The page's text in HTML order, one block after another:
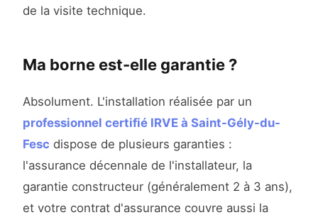
de la visite technique.
Ma borne est-elle garantie ?
Absolument. L'installation réalisée par un
professionnel certifié IRVE à Saint-Gély-du-
Fesc dispose de plusieurs garanties :
l'assurance décennale de l'installateur, la
garantie constructeur (généralement 2 à 3 ans),
et votre contrat d'assurance couvre aussi la